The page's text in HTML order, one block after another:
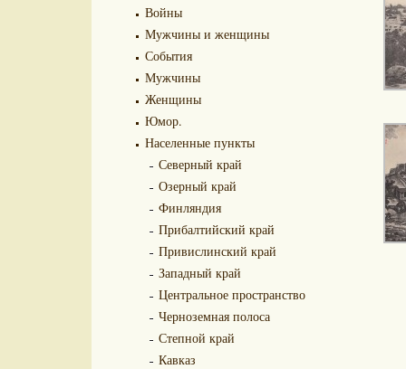
Войны
Мужчины и женщины
События
Мужчины
Женщины
Юмор.
Населенные пункты
Северный край
Озерный край
Финляндия
Прибалтийский край
Привислинский край
Западный край
Центральное пространство
Черноземная полоса
Степной край
Кавказ